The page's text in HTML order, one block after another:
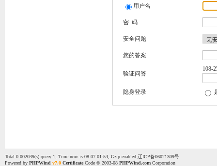
用户名
密 码
安全问题
您的答案
验证问答
108-
隐身登录
Total 0.002039(s) query 1, Time now is:08-07 01:54, Gzip enabled 辽ICP备06021309号
Powered by PHPWind v7.0 CertificateCode © 2003-08 PHPWind.comCorporation